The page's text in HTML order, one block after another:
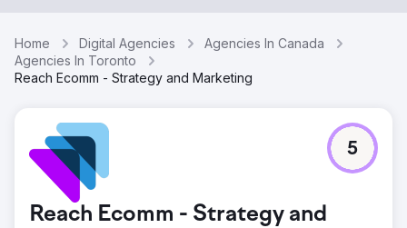
Home Digital Agencies
Agencies In Canada
Agencies In Toronto
Reach Ecomm - Strategy and Marketing
Reach Ecomm - Strategy and
5